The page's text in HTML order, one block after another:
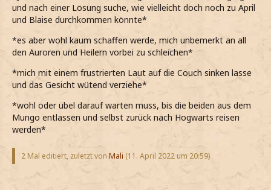
und nach einer Lösung suche, wie vielleicht doch noch zu April
und Blaise durchkommen könnte*
*es aber wohl kaum schaffen werde, mich unbemerkt an all
den Auroren und Heilern vorbei zu schleichen*
*mich mit einem frustrierten Laut auf die Couch sinken lasse
und das Gesicht wütend verziehe*
*wohl oder übel darauf warten muss, bis die beiden aus dem
Mungo entlassen und selbst zurück nach Hogwarts reisen
werden*
2 Mal editiert, zuletzt von Mali (11. April 2022 um 20:59)